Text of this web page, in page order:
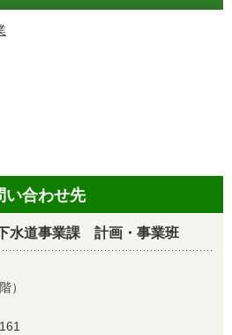
い合わせ先
道事業課 計画・事業班
）